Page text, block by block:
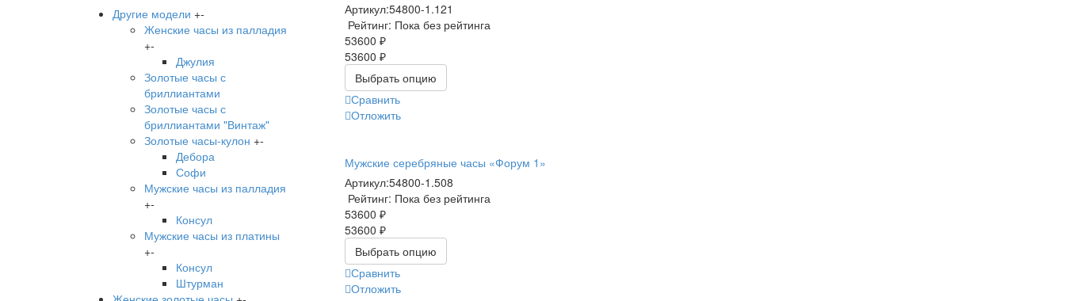
Другие модели +-
Женские часы из палладия
+-
Джулия
Золотые часы с
бриллиантами
Золотые часы с
бриллиантами "Винтаж"
Золотые часы-кулон +-
Дебора
Софи
Мужские часы из палладия
+-
Консул
Мужские часы из платины
+-
Консул
Штурман
Артикул:54800-1.121
Рейтинг: Пока без рейтинга
53600 ₽
53600 ₽
Выбрать опцию
Сравнить
Отложить
Мужские серебряные часы «Форум 1»
Артикул:54800-1.508
Рейтинг: Пока без рейтинга
53600 ₽
53600 ₽
Выбрать опцию
Сравнить
Отложить